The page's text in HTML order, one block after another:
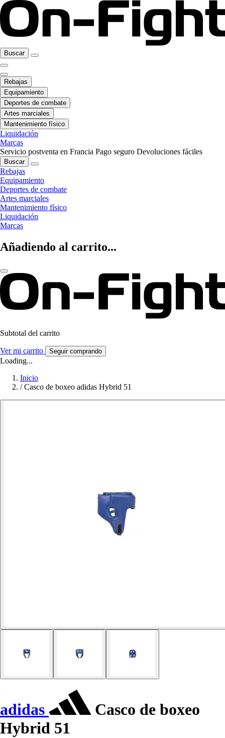
Buscar
Rebajas
Equipamiento
Deportes de combate
Artes marciales
Mantenimiento físico
Liquidación
Marcas
Servicio postventa en Francia Pago seguro Devoluciones fáciles
Buscar
Rebajas
Equipamiento
Deportes de combate
Artes marciales
Mantenimiento físico
Liquidación
Marcas
Añadiendo al carrito...
Subtotal del carrito
Ver mi carrito Seguir comprando
Loading...
Inicio
/ Casco de boxeo adidas Hybrid 51
adidas
Casco de boxeo
Hybrid 51